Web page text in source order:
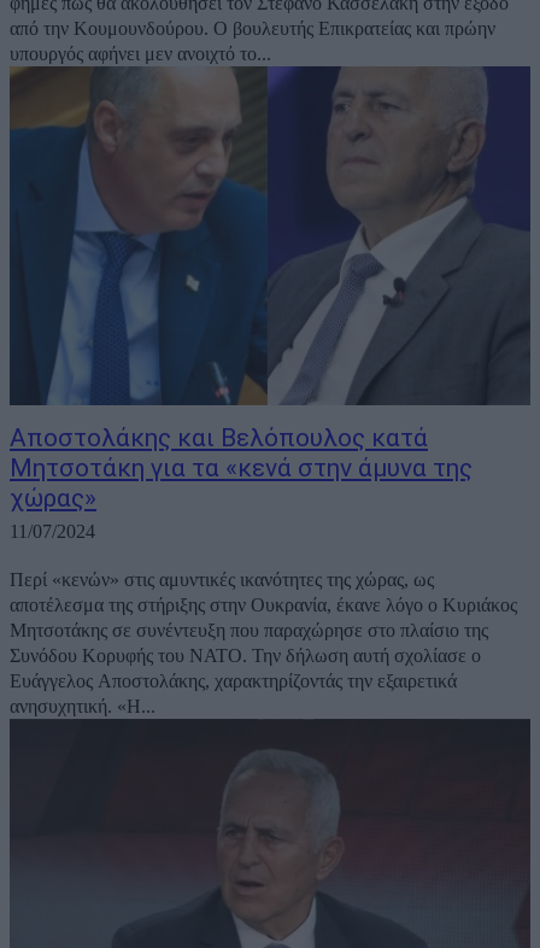
από την Κουμουνδούρου. Ο βουλευτής Επικρατείας και πρώην
υπουργός αφήνει μεν ανοιχτό το...
Αποστολάκης και Βελόπουλος κατά
Μητσοτάκη για τα «κενά στην άμυνα της
χώρας»
11/07/2024
Περί «κενών» στις αμυντικές ικανότητες της χώρας, ως
αποτέλεσμα της στήριξης στην Ουκρανία, έκανε λόγο ο Κυριάκος
Μητσοτάκης σε συνέντευξη που παραχώρησε στο πλαίσιο της
Συνόδου Κορυφής του ΝΑΤΟ. Την δήλωση αυτή σχολίασε ο
Ευάγγελος Αποστολάκης, χαρακτηρίζοντάς την εξαιρετικά
ανησυχητική. «Η...